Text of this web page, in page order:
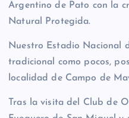
Argentino de Pato con la
Natural Protegida.
Nuestro Estadio Nacional
tradicional como pocos,
localidad de Campo de
Tras la visita del Club de